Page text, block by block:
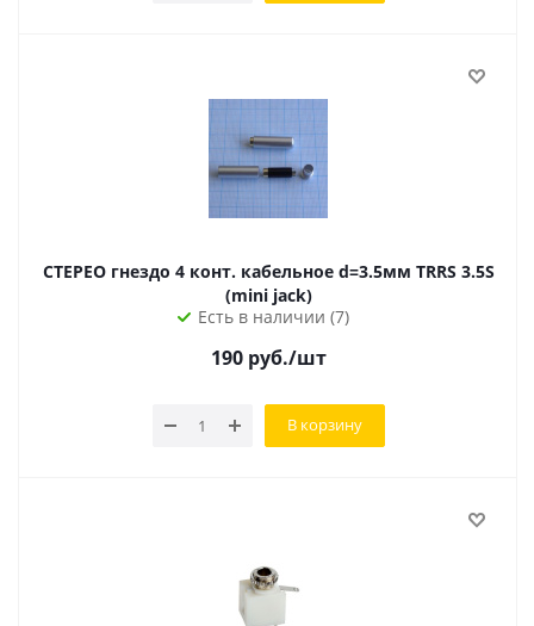
СТЕРЕО гнездо 4 конт. кабельное d=3.5мм TRRS 3.5S
(mini jack)
Есть в наличии (7)
190руб./шт
В корзину